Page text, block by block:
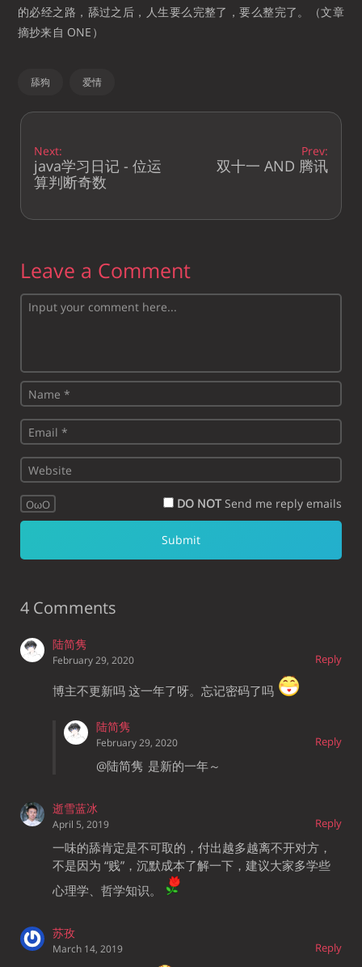
的必经之路，舔过之后，人生要么完整了，要么整完了。（文章
摘抄来自 ONE）
舔狗 爱情
Next:
java学习日记 - 位运
算判断奇数
Prev:
双十一 AND 腾讯
Leave a Comment
OωO DO NOTSend me reply emails
4 Comments
陆简隽
Reply
February 29, 2020
博主不更新吗 这一年了呀。忘记密码了吗
陆简隽
Reply
February 29, 2020
@陆简隽 是新的一年～
逝雪蓝冰
Reply
April 5, 2019
一味的舔肯定是不可取的，付出越多越离不开对方，
不是因为 “贱”，沉默成本了解一下，建议大家多学些
心理学、哲学知识。
苏孜
Reply
March 14, 2019